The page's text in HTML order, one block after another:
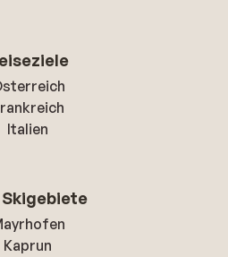
Italien
Skigebiete
Kaprun